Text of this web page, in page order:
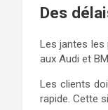
Des
Les jantes
aux Audi et
Les clients
rapide. Cette